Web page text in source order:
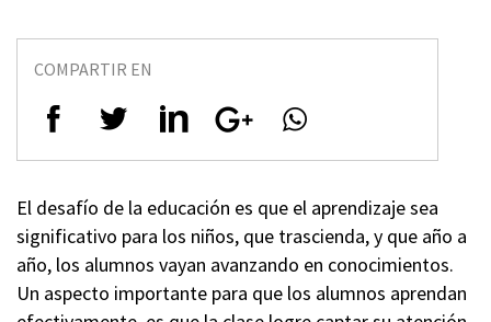
COMPARTIR EN
El desafío de la educación es que el aprendizaje sea
significativo para los niños, que trascienda, y que año a
año, los alumnos vayan avanzando en conocimientos.
Un aspecto importante para que los alumnos aprendan